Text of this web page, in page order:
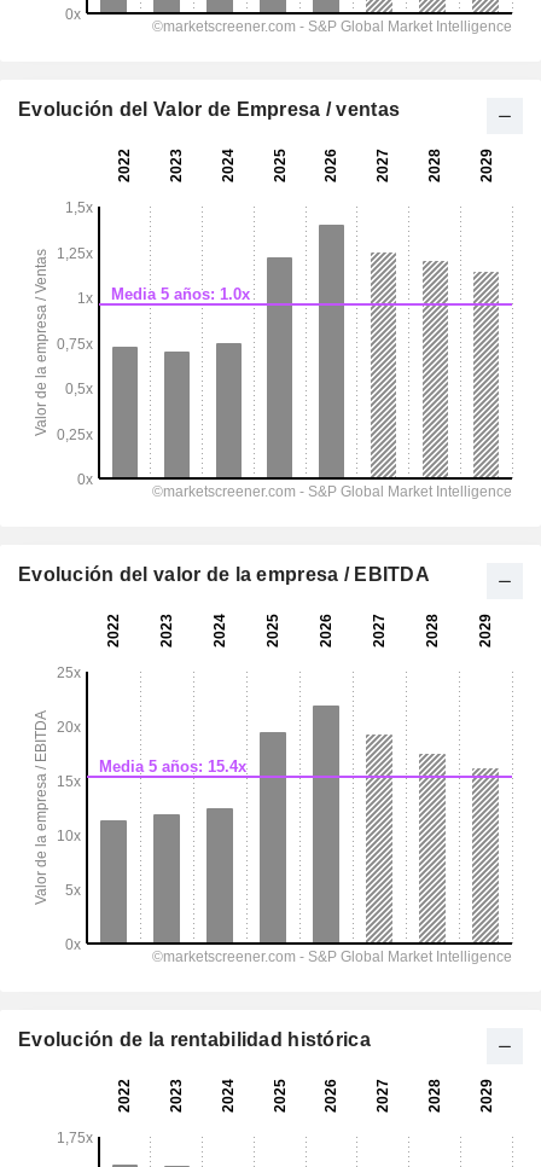
Evolución del Valor de Empresa / ventas
Evolución del valor de la empresa / EBITDA
Evolución de la rentabilidad histórica